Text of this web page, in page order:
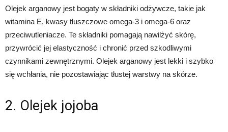
Olejek arganowy jest bogaty w składniki odżywcze, takie jak
witamina E, kwasy tłuszczowe omega-3 i omega-6 oraz
przeciwutleniacze. Te składniki pomagają nawilżyć skórę,
przywrócić jej elastyczność i chronić przed szkodliwymi
czynnikami zewnętrznymi. Olejek arganowy jest lekki i szybko
się wchłania, nie pozostawiając tłustej warstwy na skórze.
2. Olejek jojoba